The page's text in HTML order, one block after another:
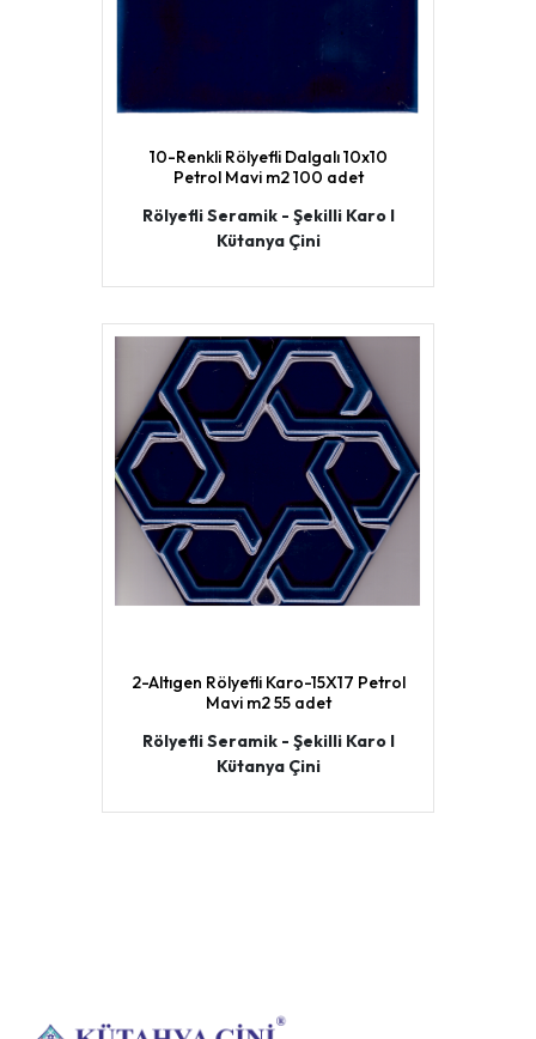
10-Renkli Rölyefli Dalgalı 10x10
Petrol Mavi m2 100 adet
Rölyefli Seramik - Şekilli Karo I
Kütanya Çini
2-Altıgen Rölyefli Karo-15X17 Petrol
Mavi m2 55 adet
Rölyefli Seramik - Şekilli Karo I
Kütanya Çini